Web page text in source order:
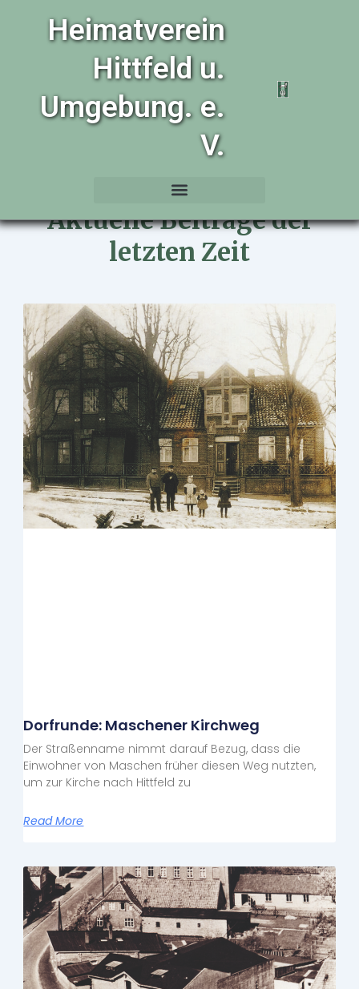
Heimatverein
Hittfeld u.
Umgebung. e.
V.
Aktuelle Beiträge der
letzten Zeit
Dorfrunde: Maschener Kirchweg
Der Straßenname nimmt darauf Bezug, dass die
Einwohner von Maschen früher diesen Weg nutzten,
um zur Kirche nach Hittfeld zu
Read More